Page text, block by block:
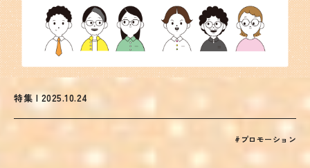
特集 | 2025.10.24
#プロモーション